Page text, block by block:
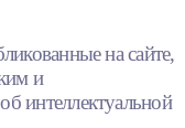
на сайте,
и
интеллектуальной